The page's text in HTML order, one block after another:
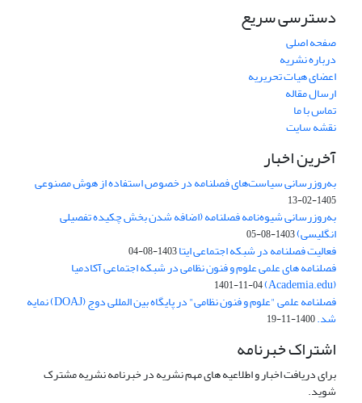
دسترسی سریع
صفحه اصلی
درباره نشریه
اعضای هیات تحریریه
ارسال مقاله
تماس با ما
نقشه سایت
آخرین اخبار
به‌روزرسانی سیاست‌های فصلنامه در خصوص استفاده از هوش مصنوعی
1405-02-13
به‌روزرسانی شیوه‌نامه فصلنامه (اضافه شدن بخش چکیده تفصیلی
انگلیسی)1403-08-05
فعالیت فصلنامه در شبکه اجتماعی ایتا1403-08-04
فصلنامه های علمی علوم و فنون نظامی در شبکه اجتماعی آکادمیا
(Academia.edu)
1401-11-04
فصلنامه علمی "علوم و فنون نظامی" در پایگاه بین المللی دوج (DOAJ) نمایه
شد.1400-11-19
اشتراک خبرنامه
برای دریافت اخبار و اطلاعیه های مهم نشریه در خبرنامه نشریه مشترک
شوید.